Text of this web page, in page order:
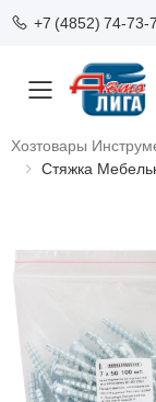
+7 (4852) 74-73-
Меню
Хозтовары
Стяжка